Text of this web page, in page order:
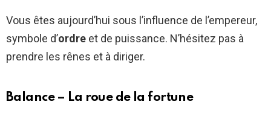
Vous êtes aujourd’hui sous l’influence de l’empereur,
symbole d’ordre et de puissance. N’hésitez pas à
prendre les rênes et à diriger.
Balance – La roue de la fortune